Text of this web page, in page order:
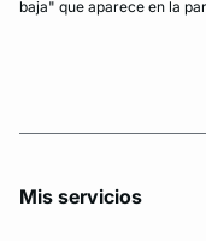
baja" que aparece en la
Mis servicios